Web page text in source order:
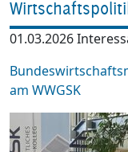
01.03.2026
am WWGSK